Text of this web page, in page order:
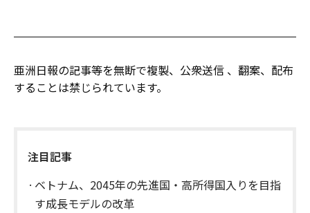
亜洲日報の記事等を無断で複製、公衆送信 、翻案、配布
することは禁じられています。
注目記事
ベトナム、2045年の先進国・高所得国入りを目指
す成長モデルの改革